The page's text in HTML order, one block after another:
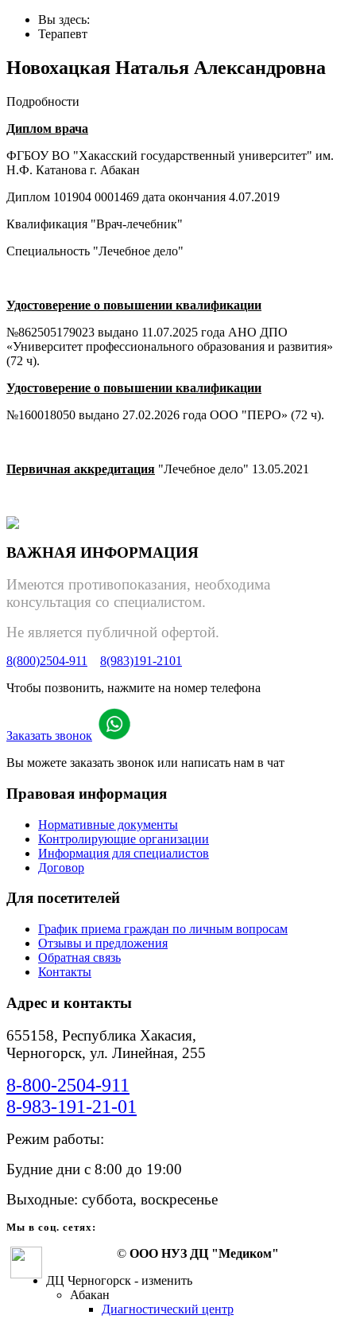
Вы здесь:
Терапевт
Новохацкая Наталья Александровна
Подробности
Диплом врача
ФГБОУ ВО "Хакасский государственный университет" им.
Н.Ф. Катанова г. Абакан
Диплом 101904 0001469 дата окончания 4.07.2019
Квалификация "Врач-лечебник"
Специальность "Лечебное дело"
Удостоверение о повышении квалификации
№862505179023 выдано 11.07.2025 года АНО ДПО
«Университет профессионального образования и развития»
(72 ч).
Удостоверение о повышении квалификации
№160018050 выдано 27.02.2026 года ООО "ПЕРО» (72 ч).
Первичная аккредитация "Лечебное дело" 13.05.2021
ВАЖНАЯ ИНФОРМАЦИЯ
Имеются противопоказания, необходима
консультация со специалистом.
Не является публичной офертой.
8(800)2504-911
8(983)191-2101
Чтобы позвонить, нажмите на номер телефона
Заказать звонок
Вы можете заказать звонок или написать нам в чат
Правовая информация
Нормативные документы
Контролирующие организации
Информация для специалистов
Договор
Для посетителей
График приема граждан по личным вопросам
Отзывы и предложения
Обратная связь
Контакты
Адрес и контакты
655158, Республика Хакасия,
Черногорск, ул. Линейная, 255
8-800-2504-911
8-983-191-21-01
Режим работы:
Будние дни с 8:00 до 19:00
Выходные: суббота, воскресенье
Мы в соц. сетях:
© ООО НУЗ ДЦ "Медиком"
ДЦ Черногорск - изменить
Абакан
Диагностический центр